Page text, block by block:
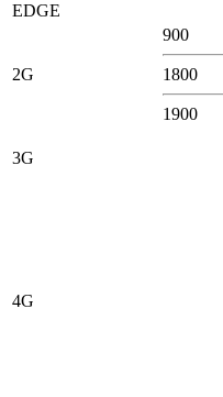
EDGE
2G
900
1800
1900
3G
4G